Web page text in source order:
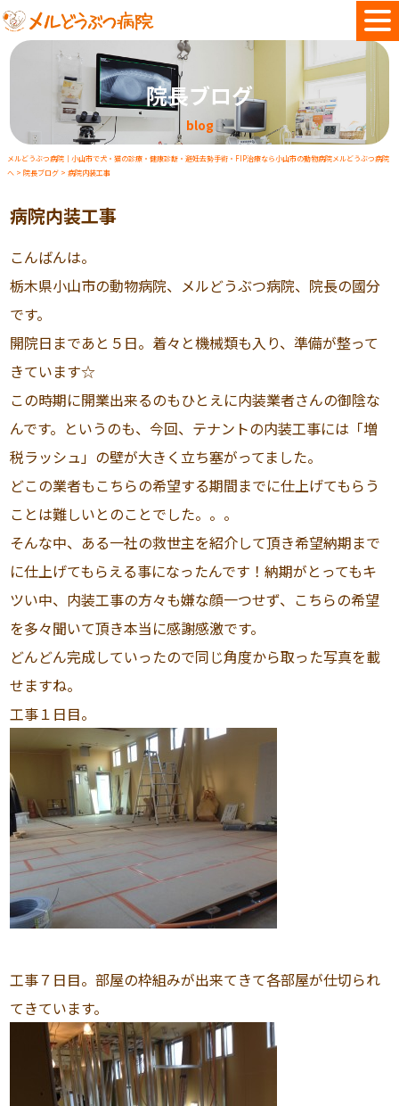
院長ブログ
blog
メルどうぶつ病院｜小山市で犬・猫の診療・健康診断・避妊去勢手術・FIP治療なら小山市の動物病院メルどうぶつ病院
へ > 院長ブログ > 病院内装工事
病院内装工事
こんばんは。
栃木県小山市の動物病院、メルどうぶつ病院、院長の國分
です。
開院日まであと５日。着々と機械類も入り、準備が整って
きています☆
この時期に開業出来るのもひとえに内装業者さんの御陰な
んです。というのも、今回、テナントの内装工事には「増
税ラッシュ」の壁が大きく立ち塞がってました。
どこの業者もこちらの希望する期間までに仕上げてもらう
ことは難しいとのことでした。。。
そんな中、ある一社の救世主を紹介して頂き希望納期まで
に仕上げてもらえる事になったんです！納期がとってもキ
ツい中、内装工事の方々も嫌な顔一つせず、こちらの希望
を多々聞いて頂き本当に感謝感激です。
どんどん完成していったので同じ角度から取った写真を載
せますね。
工事１日目。
工事７日目。部屋の枠組みが出来てきて各部屋が仕切られ
てきています。